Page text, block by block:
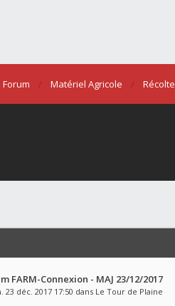
Forum Matériel Agricole Récolte
FARM-Connexion - MAJ 23/12/2017
23 déc. 2017 17:50 dans Le Tour de Plaine